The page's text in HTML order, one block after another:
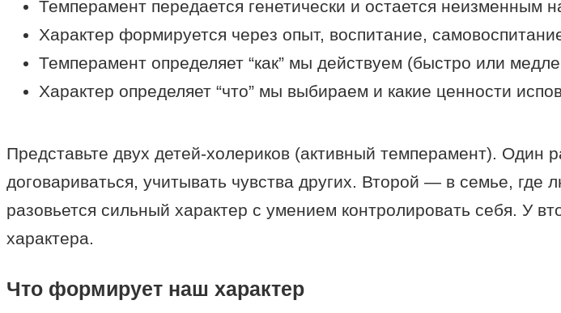
Темперамент передается генетически и остается неизменным
Характер формируется через опыт, воспитание,
Темперамент определяет “как” мы действуем (быстро или
Характер определяет “что” мы выбираем и какие ценности
Представьте двух детей-холериков (активный темперамент). Один
договариваться, учитывать чувства других. Второй — в семье, где
разовьется сильный характер с умением контролировать себя. У
характера.
Что формирует наш характер